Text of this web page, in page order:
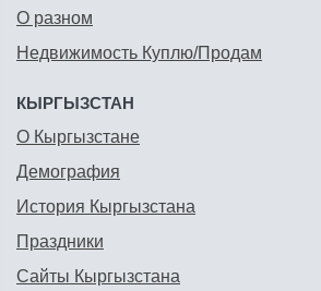
О разном
Недвижимость Куплю/Продам
КЫРГЫЗСТАН
О Кыргызстане
Демография
История Кыргызстана
Праздники
Сайты Кыргызстана